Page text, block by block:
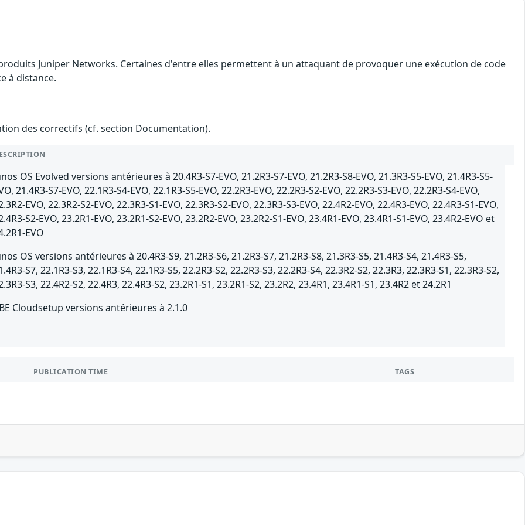
Juniper Networks. Certaines d'entre elles permettent à un attaquant de provoquer une exécution de code
à distance.
des correctifs (cf. section Documentation).
OS Evolved versions antérieures à 20.4R3-S7-EVO, 21.2R3-S7-EVO, 21.2R3-S8-EVO, 21.3R3-S5-EVO, 21.4R3-S5-
21.4R3-S7-EVO, 22.1R3-S4-EVO, 22.1R3-S5-EVO, 22.2R3-EVO, 22.2R3-S2-EVO, 22.2R3-S3-EVO, 22.2R3-S4-EVO,
EVO, 22.3R2-S2-EVO, 22.3R3-S1-EVO, 22.3R3-S2-EVO, 22.3R3-S3-EVO, 22.4R2-EVO, 22.4R3-EVO, 22.4R3-S1-EVO,
S2-EVO, 23.2R1-EVO, 23.2R1-S2-EVO, 23.2R2-EVO, 23.2R2-S1-EVO, 23.4R1-EVO, 23.4R1-S1-EVO, 23.4R2-EVO et
EVO
OS versions antérieures à 20.4R3-S9, 21.2R3-S6, 21.2R3-S7, 21.2R3-S8, 21.3R3-S5, 21.4R3-S4, 21.4R3-S5,
S7, 22.1R3-S3, 22.1R3-S4, 22.1R3-S5, 22.2R3-S2, 22.2R3-S3, 22.2R3-S4, 22.3R2-S2, 22.3R3, 22.3R3-S1, 22.3R3-S2,
S3, 22.4R2-S2, 22.4R3, 22.4R3-S2, 23.2R1-S1, 23.2R1-S2, 23.2R2, 23.4R1, 23.4R1-S1, 23.4R2 et 24.2R1
Cloudsetup versions antérieures à 2.1.0
PUBLICATION TIME TAGS